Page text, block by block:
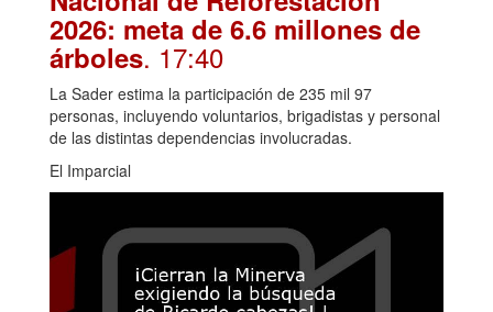
2026: meta de 6.6 millones de
árboles. 17:40
La Sader estima la participación de 235 mil 97
personas, incluyendo voluntarios, brigadistas y personal
de las distintas dependencias involucradas.
El Imparcial